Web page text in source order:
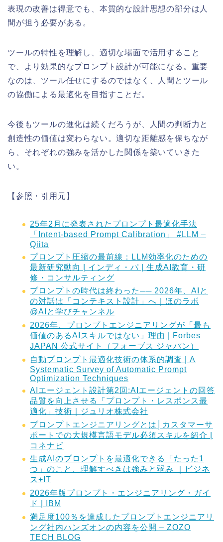
表現の改善は得意でも、本質的な設計思想の部分は人
間が担う必要がある。
ツールの特性を理解し、適切な場面で活用すること
で、より効果的なプロンプト設計が可能になる。重要
なのは、ツール任せにするのではなく、人間とツール
の協働による最適化を目指すことだ。
今後もツールの進化は続くだろうが、人間の判断力と
創造性の価値は変わらない。適切な距離感を保ちなが
ら、それぞれの強みを活かした関係を築いていきた
い。
【参照・引用元】
25年2月に発表されたプロンプト最適化手法
「Intent-based Prompt Calibration」 #LLM –
Qiita
プロンプト圧縮の最前線：LLM効率化のための
最新研究動向 | インディ・パ | 生成AI教育・研
修・コンサルティング
プロンプトの時代は終わった── 2026年、AIと
の対話は「コンテキスト設計」へ｜ほのラボ
@AIと学びチャンネル
2026年、プロンプトエンジニアリングが「最も
価値のあるAIスキルではない」理由 | Forbes
JAPAN 公式サイト（フォーブス ジャパン）
自動プロンプト最適化技術の体系的調査 | A
Systematic Survey of Automatic Prompt
Optimization Techniques
AIエージェント設計第2回:AIエージェントの回答
品質を向上させる「プロンプト・レスポンス最
適化」技術｜ジュリオ株式会社
プロンプトエンジニアリングとは│カスタマーサ
ポートでの大規模言語モデル必須スキルを紹介 |
コネナビ
生成AIのプロンプトを最適化できる「たった1
つ」のこと、理解すべきは強みと弱み ｜ビジネ
ス+IT
2026年版プロンプト・エンジニアリング・ガイ
ド | IBM
満足度100％を達成したプロンプトエンジニアリ
ング社内ハンズオンの内容を公開 – ZOZO
TECH BLOG